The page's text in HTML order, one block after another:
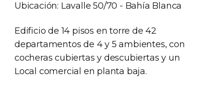
Ubicación: Lavalle 50/70 - Bahía Blanca
Edificio de 14 pisos en torre de 42
departamentos de 4 y 5 ambientes, con
cocheras cubiertas y descubiertas y un
Local comercial en planta baja.